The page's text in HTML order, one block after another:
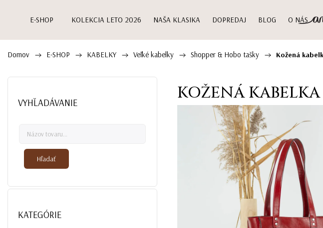
E-SHOP KOLEKCIA LETO 2026 NAŠA KLASIKA DOPREDAJ BLOG O NÁS
Domov / E-SHOP / KABELKY / Veľké kabelky / Shopper & Hobo tašky / Kožená
VYHĽADÁVANIE
Hľadať
KATEGÓRIE
KOŽENÁ